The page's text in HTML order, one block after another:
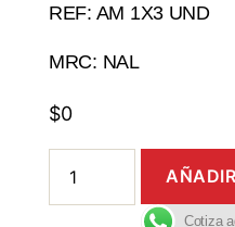
REF: AM 1X3 UND
MRC: NAL
$0
Cotiza